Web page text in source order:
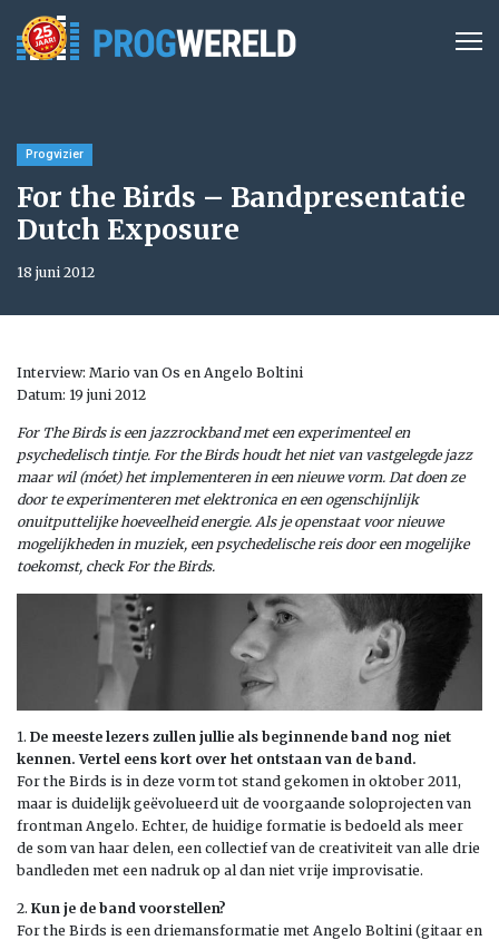
Progvizier
For the Birds – Bandpresentatie
Dutch Exposure
18 juni 2012
Interview: Mario van Os en Angelo Boltini
Datum: 19 juni 2012
For The Birds is een jazzrockband met een experimenteel en
psychedelisch tintje. For the Birds houdt het niet van vastgelegde jazz
maar wil (móet) het implementeren in een nieuwe vorm. Dat doen ze
door te experimenteren met elektronica en een ogenschijnlijk
onuitputtelijke hoeveelheid energie. Als je openstaat voor nieuwe
mogelijkheden in muziek, een psychedelische reis door een mogelijke
toekomst, check For the Birds.
1. De meeste lezers zullen jullie als beginnende band nog niet
kennen. Vertel eens kort over het ontstaan van de band.
For the Birds is in deze vorm tot stand gekomen in oktober 2011,
maar is duidelijk geëvolueerd uit de voorgaande soloprojecten van
frontman Angelo. Echter, de huidige formatie is bedoeld als meer
de som van haar delen, een collectief van de creativiteit van alle drie
bandleden met een nadruk op al dan niet vrije improvisatie.
2. Kun je de band voorstellen?
For the Birds is een driemansformatie met Angelo Boltini (gitaar en